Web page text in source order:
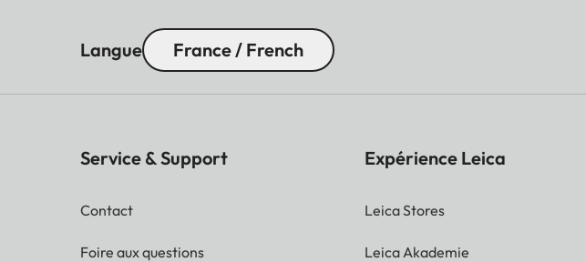
Langue France / French
Service & Support
Contact
Foire aux questions
Expérience Leica
Leica Stores
Leica Akademie